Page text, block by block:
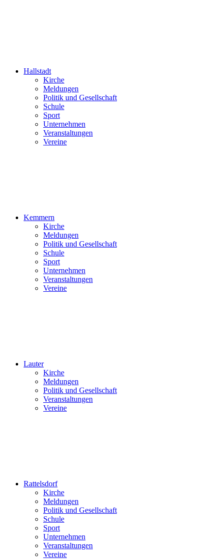
Hallstadt
Kirche
Meldungen
Politik und Gesellschaft
Schule
Sport
Unternehmen
Veranstaltungen
Vereine
Kemmern
Kirche
Meldungen
Politik und Gesellschaft
Schule
Sport
Unternehmen
Veranstaltungen
Vereine
Lauter
Kirche
Meldungen
Politik und Gesellschaft
Veranstaltungen
Vereine
Rattelsdorf
Kirche
Meldungen
Politik und Gesellschaft
Schule
Sport
Unternehmen
Veranstaltungen
Vereine